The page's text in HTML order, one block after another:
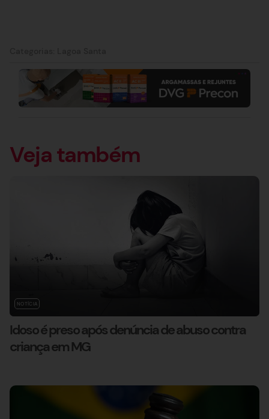
Veja também
NOTÍCIA
Idoso é preso após denúncia de abuso contra
criança em MG